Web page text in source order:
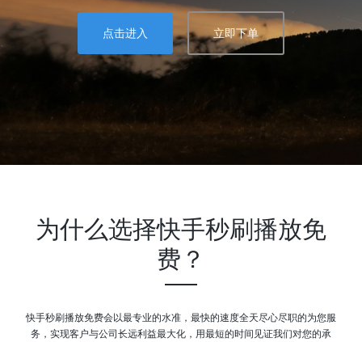
点击进入 立即下单
为什么选择快手秒刷播放免
费？
快手秒刷播放免费会以最专业的水准，最快的速度全天尽心尽职的为您服
务，实现客户与公司长远利益最大化，用最短的时间见证我们对您的承